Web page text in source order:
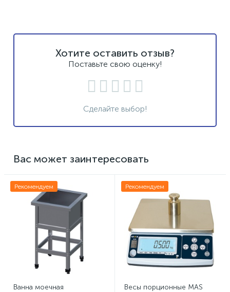
Хотите оставить отзыв?
Поставьте свою оценку!
Сделайте выбор!
Вас может заинтересовать
Рекомендуем
Ванна моечная
Рекомендуем
Весы порционные MAS